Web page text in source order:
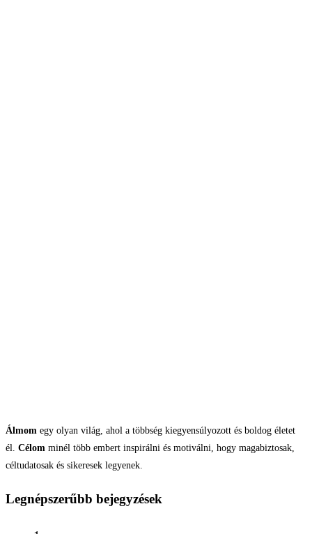
Álmom egy olyan világ, ahol a többség kiegyensúlyozott és boldog életet
él. Célom minél több embert inspirálni és motiválni, hogy magabiztosak,
céltudatosak és sikeresek legyenek.
Legnépszerűbb bejegyzések